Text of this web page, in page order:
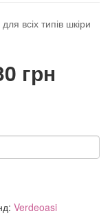
всіх типів шкіри
грн
2
Verdeoasi